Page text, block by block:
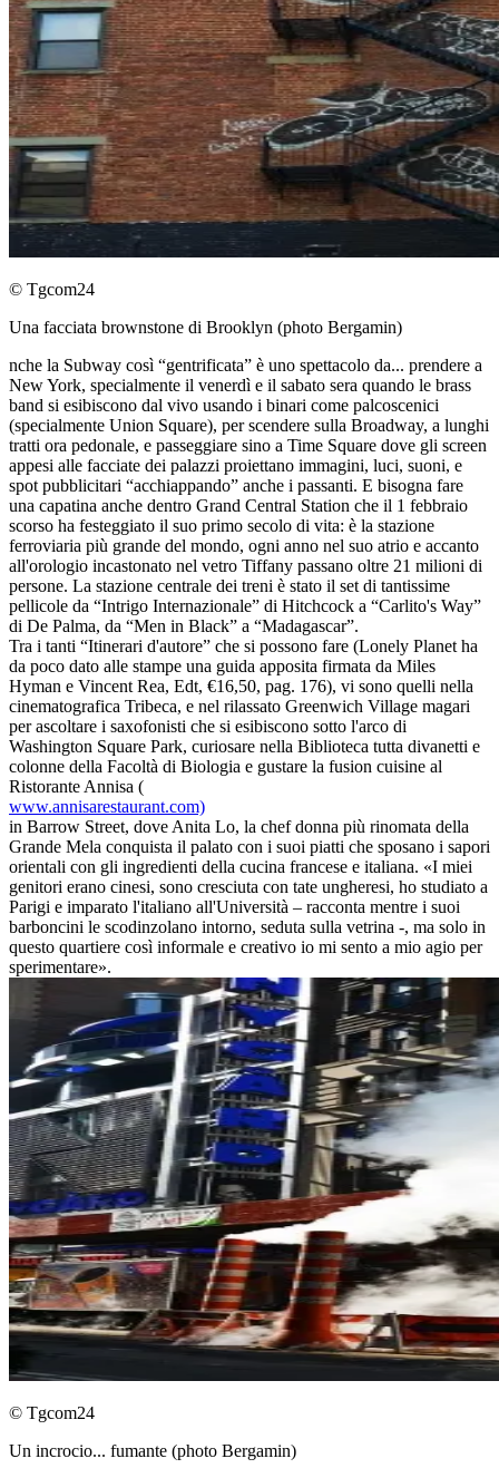
© Tgcom24
Una facciata brownstone di Brooklyn (photo Bergamin)
nche la Subway così “gentrificata” è uno spettacolo da... prendere a
New York, specialmente il venerdì e il sabato sera quando le brass
band si esibiscono dal vivo usando i binari come palcoscenici
(specialmente Union Square), per scendere sulla Broadway, a lunghi
tratti ora pedonale, e passeggiare sino a Time Square dove gli screen
appesi alle facciate dei palazzi proiettano immagini, luci, suoni, e
spot pubblicitari “acchiappando” anche i passanti. E bisogna fare
una capatina anche dentro Grand Central Station che il 1 febbraio
scorso ha festeggiato il suo primo secolo di vita: è la stazione
ferroviaria più grande del mondo, ogni anno nel suo atrio e accanto
all'orologio incastonato nel vetro Tiffany passano oltre 21 milioni di
persone. La stazione centrale dei treni è stato il set di tantissime
pellicole da “Intrigo Internazionale” di Hitchcock a “Carlito's Way”
di De Palma, da “Men in Black” a “Madagascar”.
Tra i tanti “Itinerari d'autore” che si possono fare (Lonely Planet ha
da poco dato alle stampe una guida apposita firmata da Miles
Hyman e Vincent Rea, Edt, €16,50, pag. 176), vi sono quelli nella
cinematografica Tribeca, e nel rilassato Greenwich Village magari
per ascoltare i saxofonisti che si esibiscono sotto l'arco di
Washington Square Park, curiosare nella Biblioteca tutta divanetti e
colonne della Facoltà di Biologia e gustare la fusion cuisine al
Ristorante Annisa (
www.annisarestaurant.com)
in Barrow Street, dove Anita Lo, la chef donna più rinomata della
Grande Mela conquista il palato con i suoi piatti che sposano i sapori
orientali con gli ingredienti della cucina francese e italiana. «I miei
genitori erano cinesi, sono cresciuta con tate ungheresi, ho studiato a
Parigi e imparato l'italiano all'Università – racconta mentre i suoi
barboncini le scodinzolano intorno, seduta sulla vetrina -, ma solo in
questo quartiere così informale e creativo io mi sento a mio agio per
sperimentare».
© Tgcom24
Un incrocio... fumante (photo Bergamin)